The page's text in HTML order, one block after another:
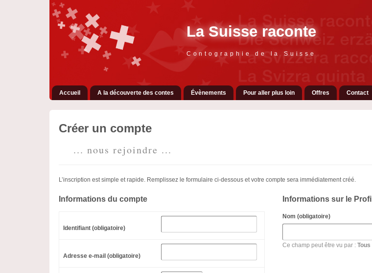
La Suisse raconte
Contographie de la Suisse
Accueil A la découverte des contes Évènements Pour aller plus loin Offres Contact
Créer un compte
... nous rejoindre ...
L’inscription est simple et rapide. Remplissez le formulaire ci-dessous et votre compte sera immédiatement créé.
Informations du compte
Identifiant (obligatoire)
Adresse e-mail (obligatoire)
Informations sur le Profil
Nom (obligatoire)
Ce champ peut être vu par : Tous